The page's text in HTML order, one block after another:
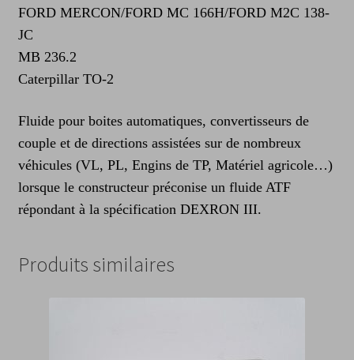
FORD MERCON/FORD MC 166H/FORD M2C 138-
JC
MB 236.2
Caterpillar TO-2
Fluide pour boites automatiques, convertisseurs de
couple et de directions assistées sur de nombreux
véhicules (VL, PL, Engins de TP, Matériel agricole…)
lorsque le constructeur préconise un fluide ATF
répondant à la spécification DEXRON III.
Produits similaires